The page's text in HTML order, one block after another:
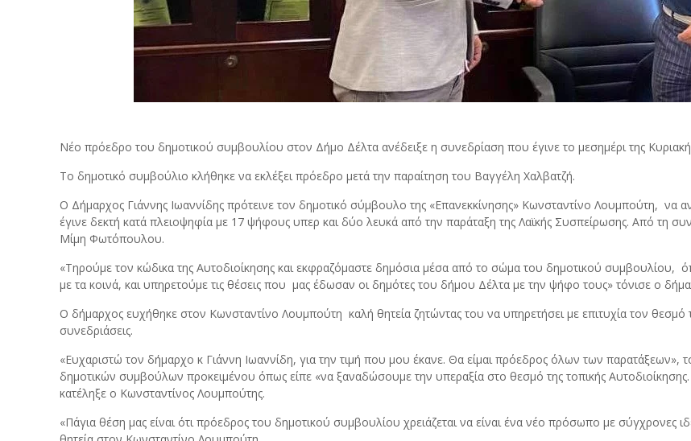
Νέο πρόεδρο του δημοτικού συμβουλίου στον Δήμο Δέλτα ανέδειξε η συνεδρίαση που έγινε το μεσημέρι της
Το δημοτικό συμβούλιο κλήθηκε να εκλέξει πρόεδρο μετά την παραίτηση του Βαγγέλη Χαλβατζή.
Ο Δήμαρχος Γιάννης Ιωαννίδης πρότεινε τον δημοτικό σύμβουλο της «Επανεκκίνησης» Κωνσταντίνο Λουμπούτη,
έγινε δεκτή κατά πλειοψηφία με 17 ψήφους υπερ και δύο λευκά από την παράταξη της Λαϊκής Συσπείρωσης. Από τη
Μίμη Φωτόπουλου.
«Τηρούμε τον κώδικα της Αυτοδιοίκησης και εκφραζόμαστε δημόσια μέσα από το σώμα του δημοτικού
με τα κοινά, και υπηρετούμε τις θέσεις που μας έδωσαν οι δημότες του δήμου Δέλτα με την ψήφο τους» τόνισε ο
Ο δήμαρχος ευχήθηκε στον Κωνσταντίνο Λουμπούτη καλή θητεία ζητώντας του να υπηρετήσει με επιτυχία τον
συνεδριάσεις.
«Ευχαριστώ τον δήμαρχο κ Γιάννη Ιωαννίδη, για την τιμή που μου έκανε. Θα είμαι πρόεδρος όλων των παρατάξεων»,
δημοτικών συμβούλων προκειμένου όπως είπε «να ξαναδώσουμε την υπεραξία στο θεσμό της τοπικής
κατέληξε ο Κωνσταντίνος Λουμπούτης.
«Πάγια θέση μας είναι ότι πρόεδρος του δημοτικού συμβουλίου χρειάζεται να είναι ένα νέο πρόσωπο με σύγχρονες